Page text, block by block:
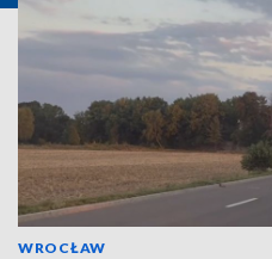
WROCŁAW